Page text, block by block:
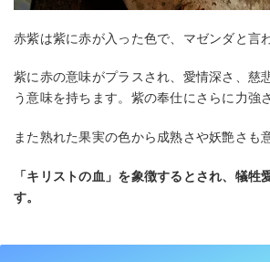
赤紫は紫に赤が入った色で、マゼンダと言
紫に赤の意味がプラスされ、愛情深さ、慈
う意味を持ちます。紫の奉仕にさらに力強
また熟れた果実の色から成熟さや妖艶さも
「キリストの血」を象徴するとされ、犠牲
す。